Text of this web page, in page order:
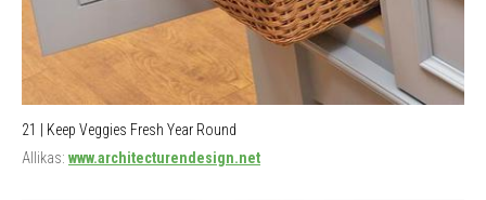
21 | Keep Veggies Fresh Year Round
Allikas: www.architecturendesign.net